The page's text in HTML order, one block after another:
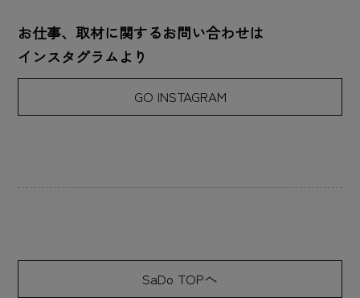
お仕事、取材に関するお問い合わせは
インスタグラムより
GO INSTAGRAM
SaDo TOPへ